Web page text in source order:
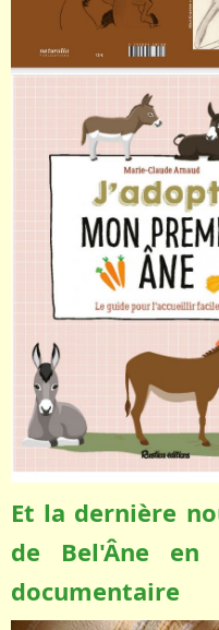
Et la dernière
de Bel'Âne
documentaire